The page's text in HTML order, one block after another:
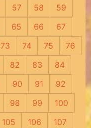
57 58
59
65 66
67
73 74 75
76
82 83
84
90 91
92
98 99
100
105 106
107